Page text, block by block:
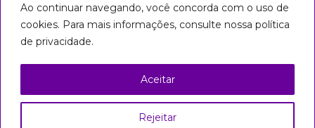
Ao continuar navegando, você concorda com o uso de
cookies. Para mais informações, consulte nossa política
de privacidade.
Rejeitar
Aceitar
Seguiremos em marcha até que
todas sejamos livres!
Creative Commons
Atribuição – Uso Não Comercial – Partilha nos
Mesmos Termos 3.0 Brasil